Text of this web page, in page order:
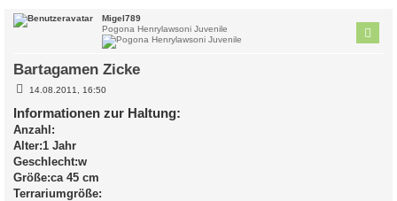
Migel789
Pogona Henrylawsoni Juvenile
Bartagamen Zicke
B
i
t
r
a
g
14.08.2011, 16:50
Informationen zur Haltung:
Anzahl:
Alter:1 Jahr
Geschlecht:w
Größe:ca 45 cm
Terrariumgröße: